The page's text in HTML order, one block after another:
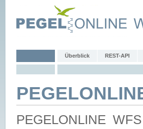
Überblick REST-API
PEGELONLINE